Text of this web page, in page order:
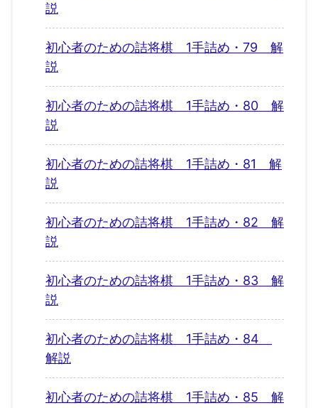
説
初心者のための詰将棋 1手詰め・79 解
説
初心者のための詰将棋 1手詰め・80 解
説
初心者のための詰将棋 1手詰め・81 解
説
初心者のための詰将棋 1手詰め・82 解
説
初心者のための詰将棋 1手詰め・83 解
説
初心者のための詰将棋 1手詰め・84
解説
初心者のための詰将棋 1手詰め・85 解